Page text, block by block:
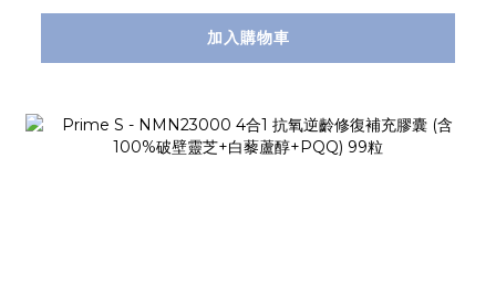
加入購物車